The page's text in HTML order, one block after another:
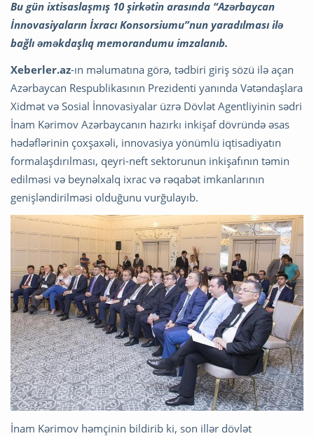
Bu gün ixtisaslaşmış 10 şirkətin arasında “Azərbaycan
İnnovasiyaların İxracı Konsorsiumu”nun yaradılması ilə
bağlı əməkdaşlıq memorandumu imzalanıb.
Xeberler.az-ın məlumatına görə, tədbiri giriş sözü ilə açan
Azərbaycan Respublikasının Prezidenti yanında Vətəndaşlara
Xidmət və Sosial İnnovasiyalar üzrə Dövlət Agentliyinin sədri
İnam Kərimov Azərbaycanın hazırkı inkişaf dövründə əsas
hədəflərinin çoxşaxəli, innovasiya yönümlü iqtisadiyatın
formalaşdırılması, qeyri-neft sektorunun inkişafının təmin
edilməsi və beynəlxalq ixrac və rəqabət imkanlarının
genişləndirilməsi olduğunu vurğulayıb.
İnam Kərimov həmçinin bildirib ki, son illər dövlət